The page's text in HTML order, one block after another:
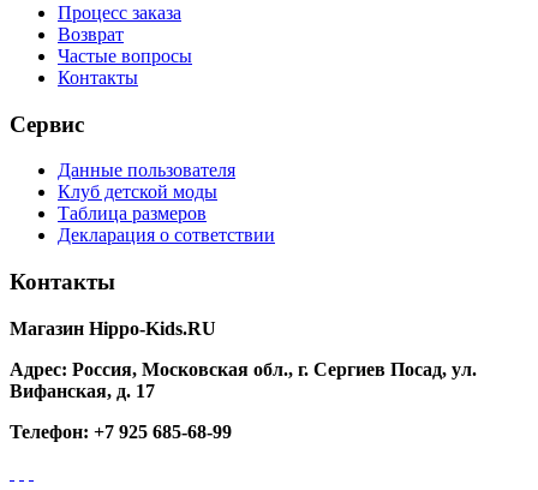
Процесс заказа
Возврат
Частые вопросы
Контакты
Сервис
Данные пользователя
Клуб детской моды
Таблица размеров
Декларация о сответствии
Контакты
Магазин Hippo-Kids.RU
Адрес: Россия, Московская обл., г. Сергиев Посад, ул.
Вифанская, д. 17
Телефон: +7 925 685-68-99